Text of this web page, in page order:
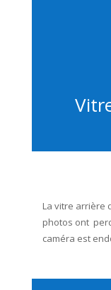
La vitre arrière
photos ont
caméra est